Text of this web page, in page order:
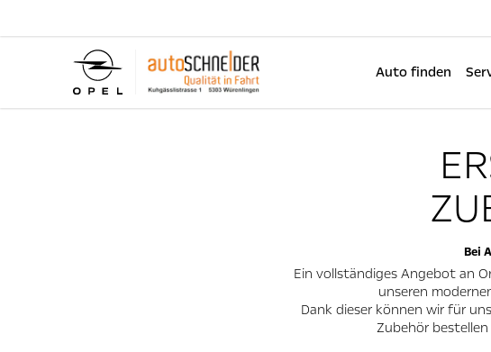
Auto finden
Bei
Ein vollständiges Angebot an
unseren
Dank dieser können wir für
Zubehör